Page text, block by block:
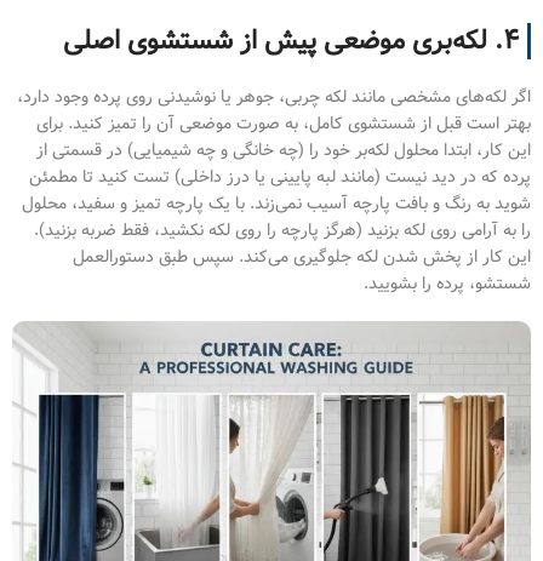
۴. لکه‌بری موضعی پیش از شستشوی اصلی
اگر لکه‌های مشخصی مانند لکه چربی، جوهر یا نوشیدنی روی پرده وجود دارد،
بهتر است قبل از شستشوی کامل، به صورت موضعی آن را تمیز کنید. برای
این کار، ابتدا محلول لکه‌بر خود را (چه خانگی و چه شیمیایی) در قسمتی از
پرده که در دید نیست (مانند لبه پایینی یا درز داخلی) تست کنید تا مطمئن
شوید به رنگ و بافت پارچه آسیب نمی‌زند. با یک پارچه تمیز و سفید، محلول
را به آرامی روی لکه بزنید (هرگز پارچه را روی لکه نکشید، فقط ضربه بزنید).
این کار از پخش شدن لکه جلوگیری می‌کند. سپس طبق دستورالعمل
شستشو، پرده را بشویید.